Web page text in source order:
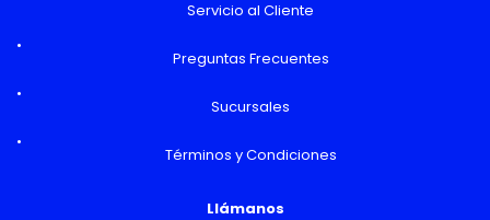
Servicio al Cliente
Preguntas Frecuentes
Sucursales
Términos y Condiciones
Llámanos